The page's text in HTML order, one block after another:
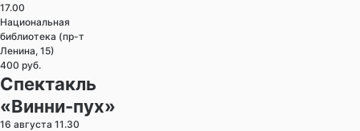
17.00
Национальная
библиотека (пр-т
Ленина, 15)
400 руб.
Спектакль
«Винни-пух»
16 августа 11.30